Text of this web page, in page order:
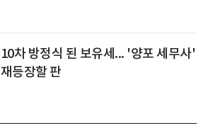
10차 방정식 된 보유세... '양포 세무사'
재등장할 판